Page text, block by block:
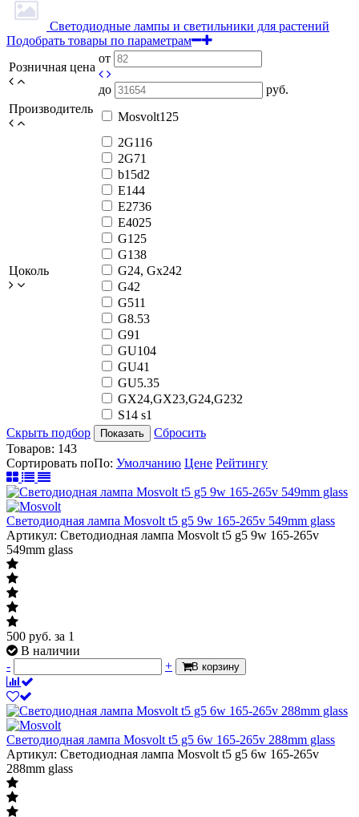
Светодиодные лампы и светильники для растений
Подобрать товары по параметрам
Розничная цена
от
до
руб.
Производитель
Mosvolt125
Цоколь
2G116
2G71
b15d2
E144
E2736
E4025
G125
G138
G24, Gx242
G42
G511
G8.53
G91
GU104
GU41
GU5.35
GX24,GX23,G24,G232
S14 s1
Скрыть подбор
Показать
Сбросить
Товаров: 143
Сортировать поПо: Умолчанию Цене Рейтингу
Светодиодная лампа Mosvolt t5 g5 9w 165-265v 549mm glass
Артикул: Светодиодная лампа Mosvolt t5 g5 9w 165-265v
549mm glass
500 руб. за 1
В наличии
-
+ В корзину
Светодиодная лампа Mosvolt t5 g5 6w 165-265v 288mm glass
Артикул: Светодиодная лампа Mosvolt t5 g5 6w 165-265v
288mm glass